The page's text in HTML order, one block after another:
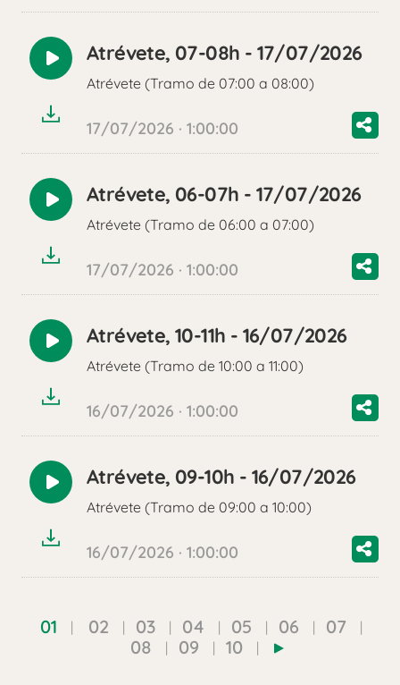
Reproducir
audio
Atrévete, 07-08h - 17/07/2026
Atrévete (Tramo de 07:00 a 08:00)
17/07/2026 · 1:00:00
Reproducir
audio
Atrévete, 06-07h - 17/07/2026
Atrévete (Tramo de 06:00 a 07:00)
17/07/2026 · 1:00:00
Reproducir
audio
Atrévete, 10-11h - 16/07/2026
Atrévete (Tramo de 10:00 a 11:00)
16/07/2026 · 1:00:00
Reproducir
audio
Atrévete, 09-10h - 16/07/2026
Atrévete (Tramo de 09:00 a 10:00)
16/07/2026 · 1:00:00
01 02 03 04 05 06
07
08
09 10